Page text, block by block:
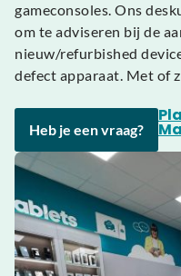
gameconsoles. Ons
om te adviseren bij de
nieuw/refurbished
defect apparaat. Met of
Heb je een vraag?